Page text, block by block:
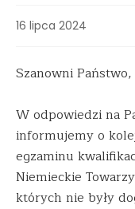
16 lipca 2024
Szanowni Państwo,
W odpowiedzi na
informujemy o
egzaminu
Niemieckie
których nie były